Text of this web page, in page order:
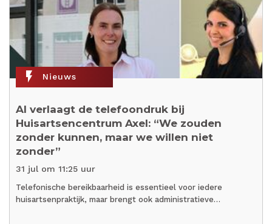
flash_on Nieuws
AI verlaagt de telefoondruk bij
Huisartsencentrum Axel: “We zouden
zonder kunnen, maar we willen niet
zonder”
31 jul om 11:25 uur
Telefonische bereikbaarheid is essentieel voor iedere
huisartsenpraktijk, maar brengt ook administratieve…